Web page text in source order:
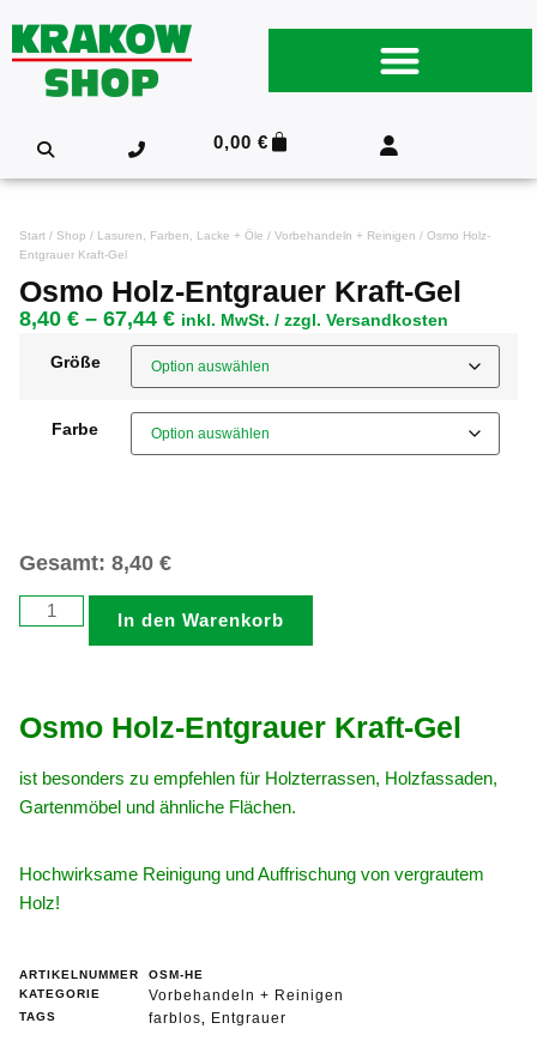
0,00€
Start / Shop / Lasuren, Farben, Lacke + Öle / Vorbehandeln + Reinigen / Osmo Holz-
Entgrauer Kraft-Gel
Osmo Holz-Entgrauer Kraft-Gel
8,40 € – 67,44 € inkl. MwSt. / zzgl. Versandkosten
Größe
Farbe
Gesamt: 8,40 €
In den Warenkorb
Osmo Holz-Entgrauer Kraft-Gel
ist besonders zu empfehlen für Holzterrassen, Holzfassaden,
Gartenmöbel und ähnliche Flächen.
Hochwirksame Reinigung und Auffrischung von vergrautem
Holz!
ARTIKELNUMMER
OSM-HE
KATEGORIE
Vorbehandeln + Reinigen
TAGS farblos Entgrauer